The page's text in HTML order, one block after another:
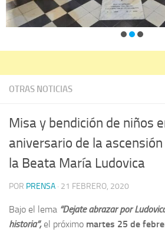
OTRAS NOTICIAS
Misa y bendición de niños
aniversario de la
la Beata María Ludovica
POR PRENSA · 21 FEBRERO, 2020
Bajo el lema “Dejate abrazar por
historia”,el próximo martes 25 de